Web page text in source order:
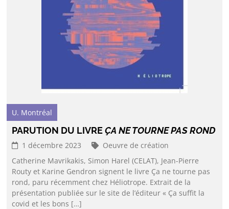
U. Montréal
PARUTION DU LIVREÇA NE TOURNE PAS ROND
1 décembre 2023
Oeuvre de création
Catherine Mavrikakis, Simon Harel (CELAT), Jean-Pierre
Routy et Karine Gendron signent le livre Ça ne tourne pas
rond, paru récemment chez Héliotrope. Extrait de la
présentation publiée sur le site de l’éditeur « Ça suffit la
covid et les bons […]